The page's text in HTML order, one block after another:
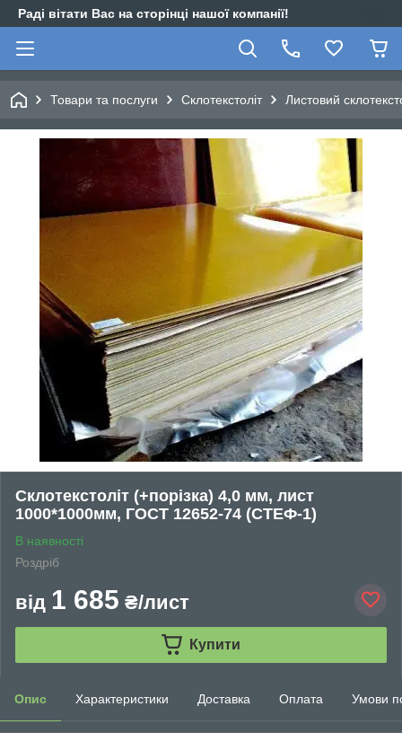
Раді вітати Вас на сторінці нашої компанії!
Товари та послуги Склотекстоліт Листовий
Склотекстоліт (+порізка) 4,0 мм, лист
1000*1000мм, ГОСТ 12652-74 (СТЕФ-1)
В наявності
Роздріб
від 1 685 ₴/лист
Купити
Опис Характеристики Доставка Оплата Умови